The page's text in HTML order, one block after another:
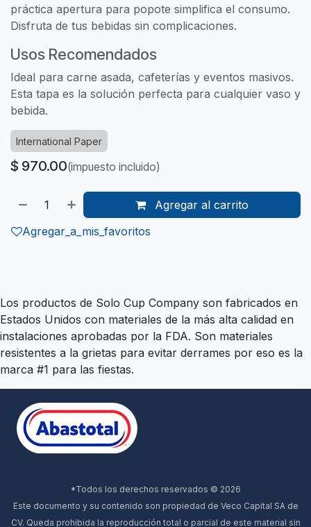
práctica apertura para popote simplifica el consumo.
Disfruta de tus bebidas sin complicaciones.
Usos Recomendados
Ideal para carne asada, cafeterías y eventos masivos.
Esta tapa es la solución perfecta para cualquier vaso y
bebida.
International Paper
$ 970.00(impuesto incluido)
Agregar al carrito
Agregar_a_mis_favoritos
Los productos de Solo Cup Company son fabricados en
Estados Unidos con materiales de la más alta calidad en
instalaciones aprobadas por la FDA. Son materiales
resistentes a la grietas para evitar derrames por eso es la
marca #1 para las fiestas.
*Todos los derechos reservados © 2026
Este documento y su contenido son propiedad de Veco Capital SA de
CV. Queda prohibida la reproducción total o parcial de este material sin